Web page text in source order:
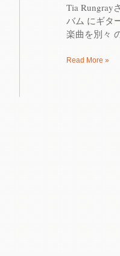
Tia Rungray
バム にギタ
楽曲を別々
Read More »